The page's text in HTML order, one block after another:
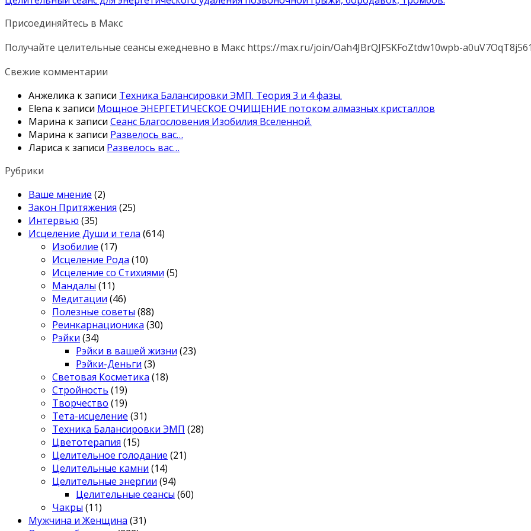
Присоединяйтесь в Макс
Получайте целительные сеансы ежедневно в Макс https://max.ru/join/Oah4JBrQJFSKFoZtdw10wpb-
Свежие комментарии
Анжелика к записи Техника Балансировки ЭМП. Теория 3 и 4 фазы.
Elena к записи Мощное ЭНЕРГЕТИЧЕСКОЕ ОЧИЩЕНИЕ потоком алмазных кристаллов
Марина к записи Сеанс Благословения Изобилия Вселенной.
Марина к записи Развелось вас…
Лариса к записи Развелось вас…
Рубрики
Ваше мнение (2)
Закон Притяжения (25)
Интервью (35)
Исцеление Души и тела (614)
Изобилие (17)
Исцеление Рода (10)
Исцеление со Стихиями (5)
Мандалы (11)
Медитации (46)
Полезные советы (88)
Реинкарнационика (30)
Рэйки (34)
Рэйки в вашей жизни (23)
Рэйки-Деньги (3)
Световая Косметика (18)
Стройность (19)
Творчество (19)
Тета-исцеление (31)
Техника Балансировки ЭМП (28)
Цветотерапия (15)
Целительное голодание (21)
Целительные камни (14)
Целительные энергии (94)
Целительные сеансы (60)
Чакры (11)
Мужчина и Женщина (31)